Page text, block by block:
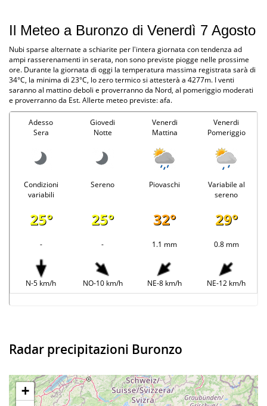
Il Meteo a Buronzo di Venerdì 7 Agosto
Nubi sparse alternate a schiarite per l'intera giornata con tendenza ad
ampi rasserenamenti in serata, non sono previste piogge nelle prossime
ore. Durante la giornata di oggi la temperatura massima registrata sarà di
34°C, la minima di 23°C, lo zero termico si attesterà a 4277m. I venti
saranno al mattino deboli e proverranno da Nord, al pomeriggio moderati
e proverranno da Est. Allerte meteo previste: afa.
Adesso
Sera
Giovedi
Notte
Venerdi
Mattina
Venerdi
Pomeriggio
Condizioni
variabili
Sereno Piovaschi
Variabile al
sereno
25° 25° 32° 29°
- - 1.1 mm 0.8 mm
N-5 km/h NO-10 km/h NE-8 km/h NE-12 km/h
Radar precipitazioni Buronzo